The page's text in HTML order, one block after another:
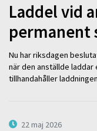
Laddel vid
permanent
Nu har riksdagen
när den anställde
tillhandahåller
22 maj 2026